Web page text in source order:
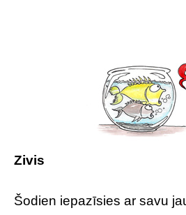
Zivis
Šodien iepazīsies ar savu